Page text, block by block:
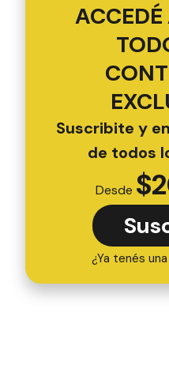
ACCEDÉ
Suscribite y
de todos
Desde $
¿Ya tenés